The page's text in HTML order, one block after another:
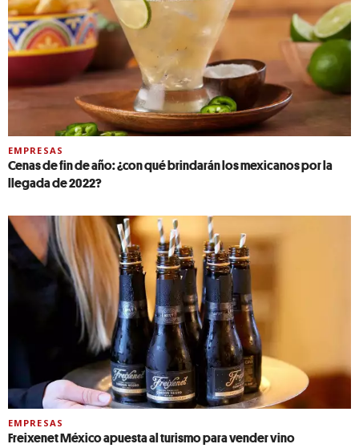
EMPRESAS
Cenas de fin de año: ¿con qué brindarán los mexicanos por la
llegada de 2022?
EMPRESAS
Freixenet México apuesta al turismo para vender vino